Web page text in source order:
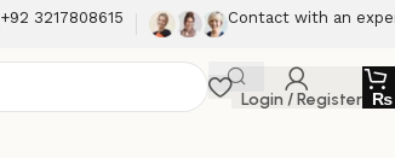
+92 3217808615 Contact with an
Login / Register ₨